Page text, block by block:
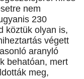
nem
230
köztük olyan is,
végett
aranyló
behatóan, mert
meg,